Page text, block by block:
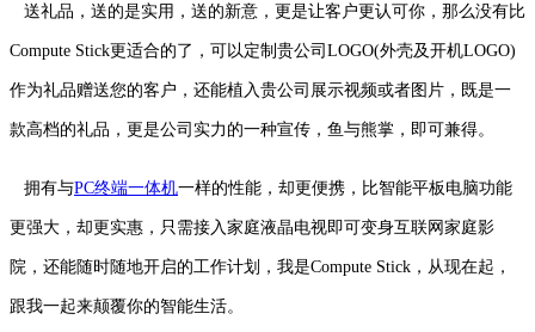
送礼品，送的是实用，送的新意，更是让客户更认可你，那么没有比
Compute Stick更适合的了，可以定制贵公司LOGO(外壳及开机LOGO)
作为礼品赠送您的客户，还能植入贵公司展示视频或者图片，既是一
款高档的礼品，更是公司实力的一种宣传，鱼与熊掌，即可兼得。
拥有与PC终端一体机一样的性能，却更便携，比智能平板电脑功能
更强大，却更实惠，只需接入家庭液晶电视即可变身互联网家庭影
院，还能随时随地开启的工作计划，我是Compute Stick，从现在起，
跟我一起来颠覆你的智能生活。